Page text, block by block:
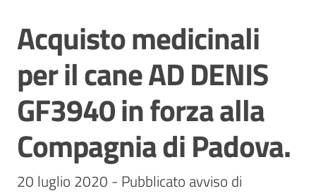
Stazioni
appaltanti
Contatti
Salta al contenuto
Acquisto medicinali
per il cane AD DENIS
GF3940 in forza alla
Compagnia di Padova.
20 luglio 2020 - Pubblicato avviso di